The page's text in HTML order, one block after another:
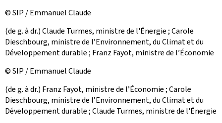
© SIP / Emmanuel Claude
(de g. à dr.) Claude Turmes, ministre de l'Énergie ; Carole
Dieschbourg, ministre de l’Environnement, du Climat et du
Développement durable ; Franz Fayot, ministre de l’Économie
© SIP / Emmanuel Claude
(de g. à dr.) Franz Fayot, ministre de l’Économie ; Carole
Dieschbourg, ministre de l’Environnement, du Climat et du
Développement durable ; Claude Turmes, ministre de l'Énergie